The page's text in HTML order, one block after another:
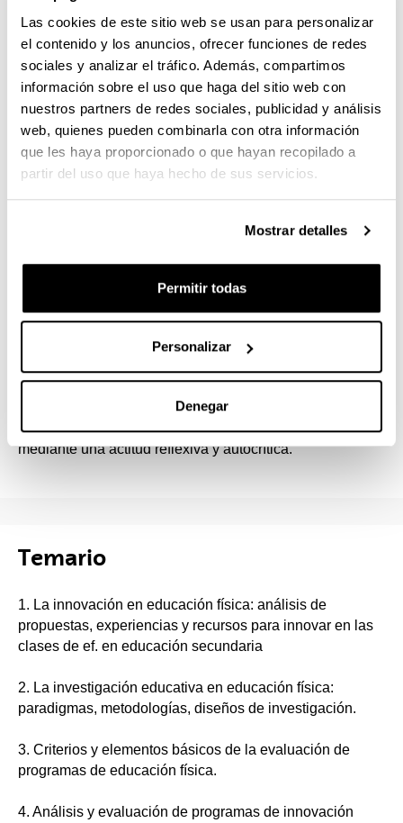
Las cookies de este sitio web se usan para personalizar
el contenido y los anuncios, ofrecer funciones de redes
sociales y analizar el tráfico. Además, compartimos
información sobre el uso que haga del sitio web con
nuestros partners de redes sociales, publicidad y análisis
web, quienes pueden combinarla con otra información
que les haya proporcionado o que hayan recopilado a
partir del uso que haya hecho de sus servicios.
Mostrar detalles
Permitir todas
Personalizar
Denegar
Resultados del aprendizaje de la
asignatura
Estarán capacitados para identificar y analizar los
problemas derivados de la enseñanza y aprendizaje de
la Educación Física.
Estarán capacitados para identificar y adquirir recursos
metodológicos para la Educación Física, basándose en
Estarán capacitados para analizar de manera crítica
propuestas innovadoras cuyo objetivo sea mejorar la
Estarán capacitados para diseñar, desarrollar y evaluar
Educación Física.
Estarán capacitados para analizar su práctica docente
mediante una actitud reflexiva y autocrítica.
Temario
1. La innovación en educación física: análisis de
propuestas, experiencias y recursos para innovar en las
clases de ef. en educación secundaria
2. La investigación educativa en educación física:
paradigmas, metodologías, diseños de investigación.
3. Criterios y elementos básicos de la evaluación de
programas de educación física.
4. Análisis y evaluación de programas de innovación